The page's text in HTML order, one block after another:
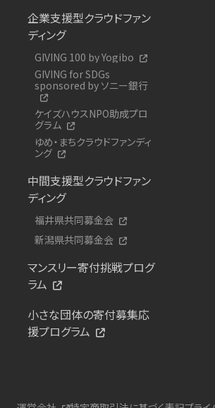
企業支援型クラウドファン
ディング
GIVING 100 by Yogibo
GIVING for SDGs
sponsored by ソニー銀行
ケイズハウスNPO助成プロ
グラム
ゆめ・まちクラウドファンディ
ング
中間支援型クラウドファン
ディング
福井県共同募金会
新潟県共同募金会
マンスリー寄付挑戦プログ
ラム
小さな団体の寄付募集応
援プログラム